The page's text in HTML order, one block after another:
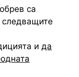
са
следващите
и да